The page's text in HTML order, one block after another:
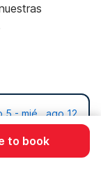
5 - mié., ago 12
1 Guest
to book